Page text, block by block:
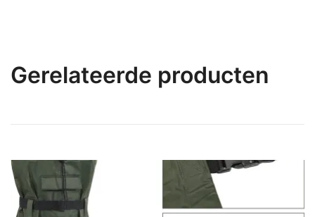
Gerelateerde producten